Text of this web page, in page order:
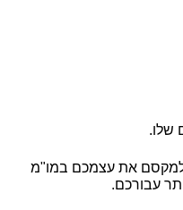
שלו.
למקסם את עצמכם במו"מ
עבורכם.